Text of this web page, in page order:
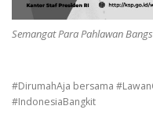
Semangat Para Pahlawan
#DirumahAja bersama
#IndonesiaBangkit